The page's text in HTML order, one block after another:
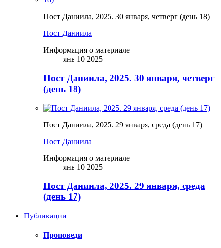
Пост Даниила, 2025. 30 января, четверг (день 18)
Пост Даниила
Информация о материале
янв 10 2025
Пост Даниила, 2025. 30 января, четверг
(день 18)
Пост Даниила, 2025. 29 января, среда (день 17)
Пост Даниила
Информация о материале
янв 10 2025
Пост Даниила, 2025. 29 января, среда
(день 17)
Публикации
Проповеди